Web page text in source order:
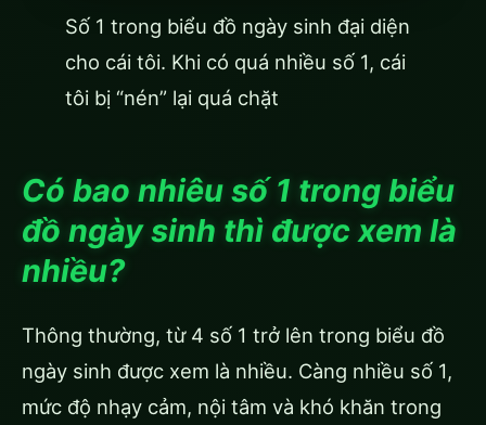
Số 1 trong biểu đồ ngày sinh đại diện
cho cái tôi. Khi có quá nhiều số 1, cái
tôi bị “nén” lại quá chặt
Có bao nhiêu số 1 trong biểu
đồ ngày sinh thì được xem là
nhiều?
Thông thường, từ 4 số 1 trở lên trong biểu đồ
ngày sinh được xem là nhiều. Càng nhiều số 1,
mức độ nhạy cảm, nội tâm và khó khăn trong